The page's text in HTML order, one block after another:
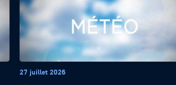
27 juillet 2026